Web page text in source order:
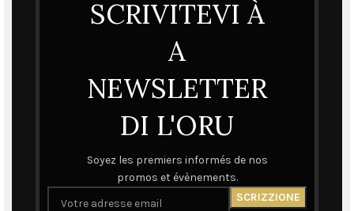
SCRIVITEVI À
A
NEWSLETTER
DI L'ORU
Soyez les premiers informés de nos
promos et évènements.